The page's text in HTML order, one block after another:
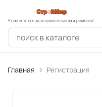
У нас есть все для строительства и ремонта!
Главная Регистрация